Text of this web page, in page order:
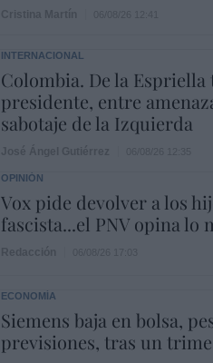
INTERNACIONAL
Colombia. De la
presidente, entre
sabotaje de la Izquierda
OPINIÓN
Vox pide devolver a los
fascista...el PNV opina lo
ECONOMÍA
Siemens baja en bolsa,
previsiones, tras un